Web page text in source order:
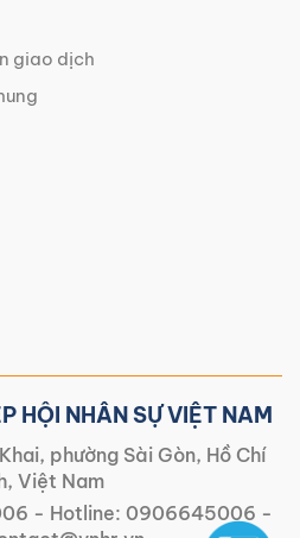
giao dịch
HỘI NHÂN SỰ VIỆT NAM
phường Sài Gòn, Hồ Chí
Việt Nam
- Hotline: 0906645006 -